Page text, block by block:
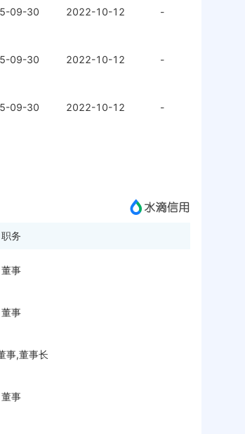
09-30 2022-10-12 -
09-30 2022-10-12 -
09-30 2022-10-12 -
职务
董事
董事
事,董事长
董事